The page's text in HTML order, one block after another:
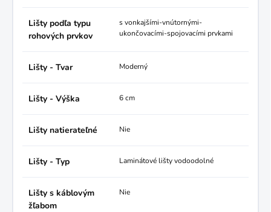
Lišty podľa typu
rohových prvkov
s vonkajšími-vnútornými-
ukončovacími-spojovacími prvkami
Lišty - Tvar Moderný
Lišty - Výška 6 cm
Lišty natierateľné Nie
Lišty - Typ Laminátové lišty vodoodolné
Lišty s káblovým
žľabom
Nie